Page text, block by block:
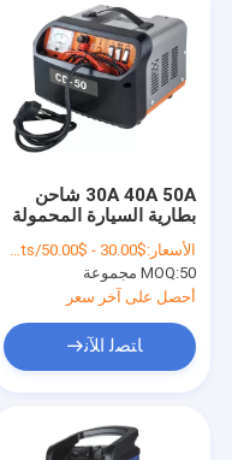
30A 40A 50A شاحن
بطارية السيارة المحمولة
قاطع الدائرة اليدوي
الأسعار:$30.00 - $50.00/Sets
MOQ:50 مجموعة
أحصل على آخر سعر
ﺎﺘﺼﻟ ﺍﻶﻧ